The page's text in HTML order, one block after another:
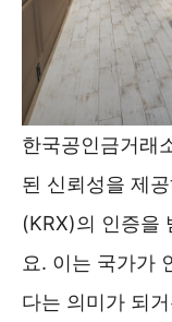
한국공인금거래
된 신뢰성을 제
(KRX)의 인증을
요. 이는 국가가
다는 의미가 되